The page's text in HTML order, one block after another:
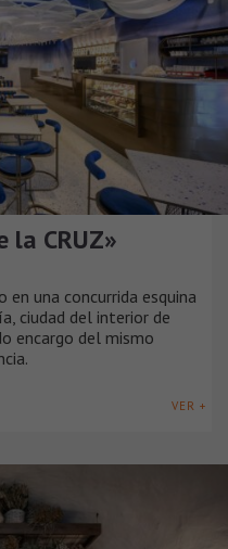
la CRUZ»
en una concurrida esquina
ciudad del interior de
encargo del mismo
VER +